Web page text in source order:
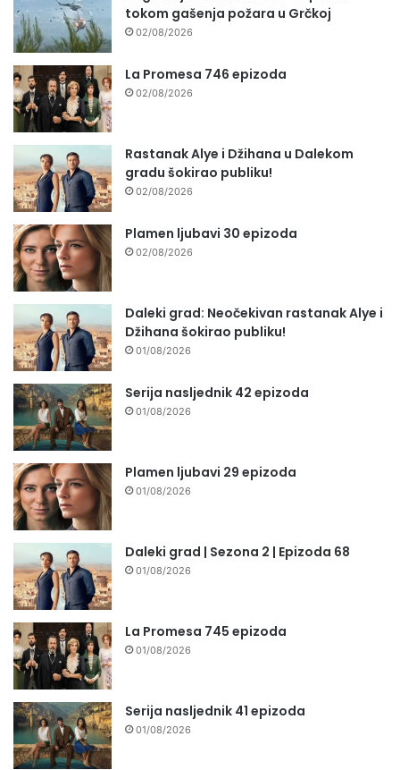
tokom gašenja požara u Grčkoj
02/08/2026
La Promesa 746 epizoda
02/08/2026
Rastanak Alye i Džihana u Dalekom
gradu šokirao publiku!
02/08/2026
Plamen ljubavi 30 epizoda
02/08/2026
Daleki grad: Neočekivan rastanak Alye i
Džihana šokirao publiku!
01/08/2026
Serija nasljednik 42 epizoda
01/08/2026
Plamen ljubavi 29 epizoda
01/08/2026
Daleki grad | Sezona 2 | Epizoda 68
01/08/2026
La Promesa 745 epizoda
01/08/2026
Serija nasljednik 41 epizoda
01/08/2026